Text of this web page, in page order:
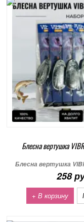
Блесна вертушка
Блесна вертушка
258
+ В корзину